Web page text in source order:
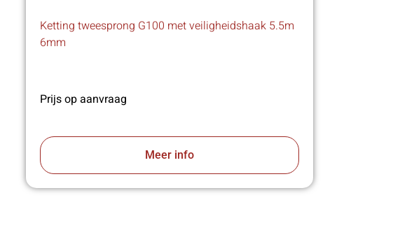
Ketting tweesprong G100 met veiligheidshaak 5.5m
6mm
Prijs op aanvraag
Meer info